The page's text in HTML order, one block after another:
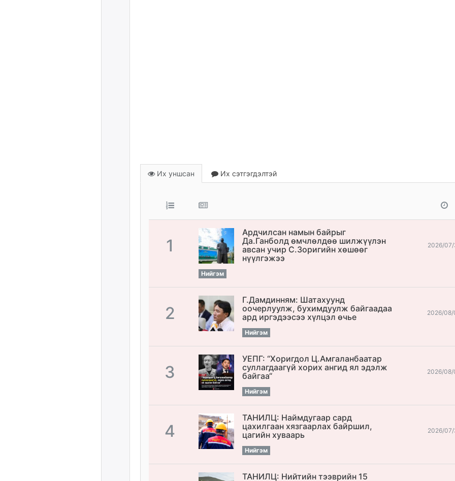
Их уншсан Их сэтгэгдэлтэй
1
Ардчилсан намын байрыг
Да.Ганболд өмчлөлдөө шилжүүлэн
авсан учир С.Зоригийн хөшөөг
нүүлгэжээ
Нийгэм
2026/07/
2
Г.Дамдинням: Шатахуунд
оочерлуулж, бухимдуулж байгаадаа
ард иргэдээсээ хүлцэл өчье
Нийгэм
2026/08/
3
УЕПГ: “Хоригдол Ц.Амгаланбаатар
cуллагдаагүй хорих ангид ял эдэлж
байгаа“
Нийгэм
2026/08/
4
ТАНИЛЦ: Наймдугаар сард
цахилгаан хязгаарлах байршил,
цагийн хуваарь
Нийгэм
2026/07/
ТАНИЛЦ: Нийтийн тээврийн 15